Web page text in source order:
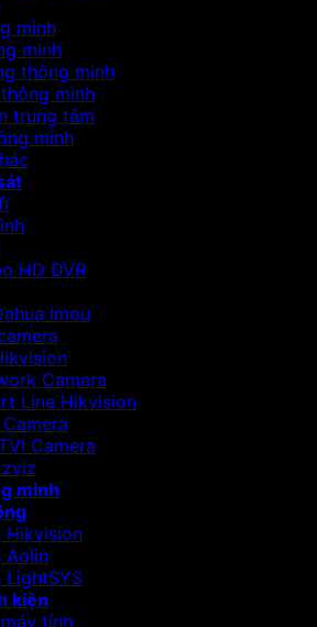
minh
minh
thông minh
minh
trung tâm
minh
HD DVR
Imou
Camera
Line Hikvision
Camera
minh
Hikvision
Aolin
LightSYS
kiện
tính